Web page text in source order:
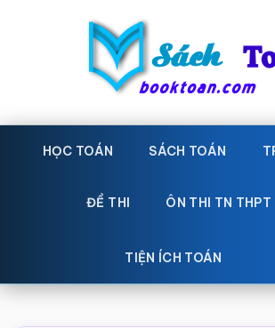
Sách
Toán
toán
Học
toán,
giáo
HỌC TOÁN SÁCH TOÁN
ĐỀ THI ÔN THI TN THPT
TIỆN ÍCH TOÁN